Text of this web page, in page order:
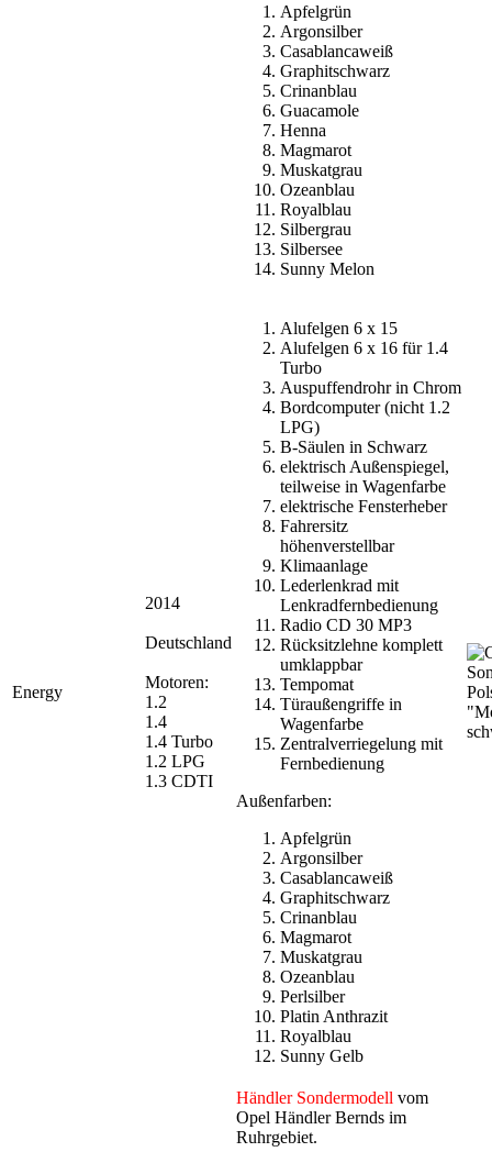
Apfelgrün
Argonsilber
Casablancaweiß
Graphitschwarz
Crinanblau
Guacamole
Henna
Magmarot
Muskatgrau
Ozeanblau
Royalblau
Silbergrau
Silbersee
Sunny Melon
Energy
2014
Deutschland
Motoren:
1.2
1.4
1.4 Turbo
1.2 LPG
1.3 CDTI
Alufelgen 6 x 15
Alufelgen 6 x 16 für 1.4
Turbo
Auspuffendrohr in Chrom
Bordcomputer (nicht 1.2
LPG)
B-Säulen in Schwarz
elektrisch Außenspiegel,
teilweise in Wagenfarbe
elektrische Fensterheber
Fahrersitz
höhenverstellbar
Klimaanlage
Lederlenkrad mit
Lenkradfernbedienung
Radio CD 30 MP3
Rücksitzlehne komplett
umklappbar
Tempomat
Türaußengriffe in
Wagenfarbe
Zentralverriegelung mit
Fernbedienung
Außenfarben:
Apfelgrün
Argonsilber
Casablancaweiß
Graphitschwarz
Crinanblau
Magmarot
Muskatgrau
Ozeanblau
Perlsilber
Platin Anthrazit
Royalblau
Sunny Gelb
Händler Sondermodell vom
Opel Händler Bernds im
Ruhrgebiet.